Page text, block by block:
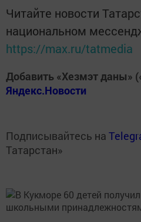
Читайте новости
национальном
https://max.ru/tatmedia
Добавить «Хезмэт даны»
Яндекс.Новости
Подписывайтесь на
Татарстан»